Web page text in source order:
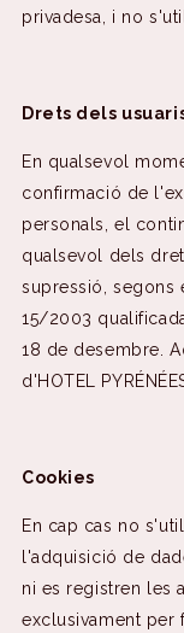
privadesa, i no
Drets dels
En qualsevol
confirmació de
personals, el
qualsevol dels
supressió, segons
15/2003
18 de desembre.
d'HOTEL
Cookies
En cap cas no
l'adquisició de
ni es registren les
exclusivament per